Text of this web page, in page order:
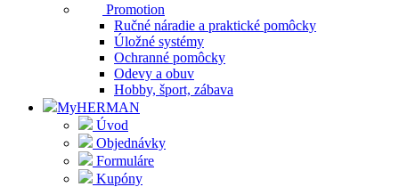
Promotion
Ručné náradie a praktické pomôcky
Úložné systémy
Ochranné pomôcky
Odevy a obuv
Hobby, šport, zábava
MyHERMAN
Úvod
Objednávky
Formuláre
Kupóny